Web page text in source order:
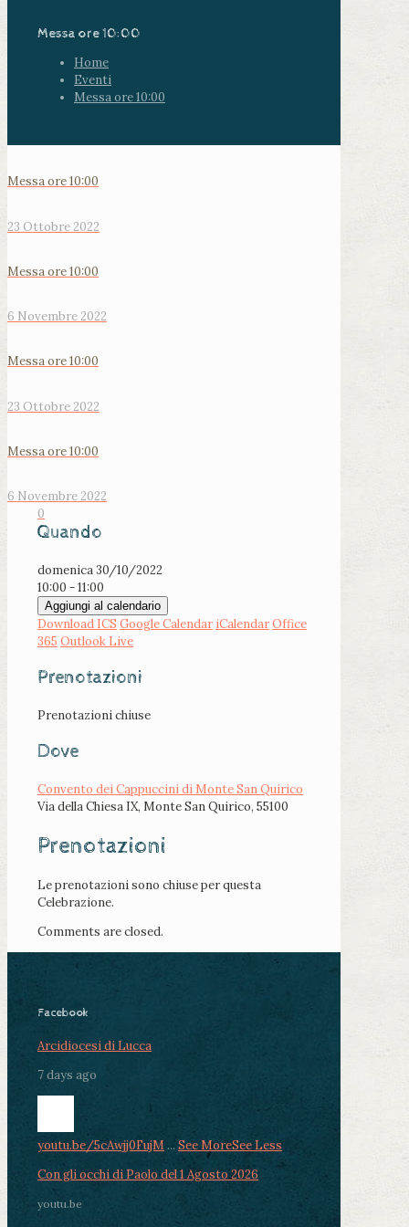
Messa ore 10:00
Home
Eventi
Messa ore 10:00
Messa ore 10:00
23 Ottobre 2022
Messa ore 10:00
6 Novembre 2022
Messa ore 10:00
23 Ottobre 2022
Messa ore 10:00
6 Novembre 2022
0
Quando
domenica 30/10/2022
10:00 - 11:00
Aggiungi al calendario
Download ICS Google Calendar iCalendarOffice
365 Outlook Live
Prenotazioni
Prenotazioni chiuse
Dove
Convento dei Cappuccini di Monte San Quirico
Via della Chiesa IX, Monte San Quirico, 55100
Prenotazioni
Le prenotazioni sono chiuse per questa
Celebrazione.
Comments are closed.
Facebook
Arcidiocesi di Lucca
7 days ago
youtu.be/5cAwjj0FujM ... See MoreSee Less
Con gli occhi di Paolo del 1 Agosto 2026
youtu.be